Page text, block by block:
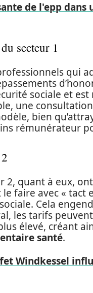
de l'epp dans
secteur 1
qui
sociale et
une
bien
rémunérateur
2, quant à eux,
faire avec « tact
Cela
les tarifs
élevé, créant
santé.
Windkessel